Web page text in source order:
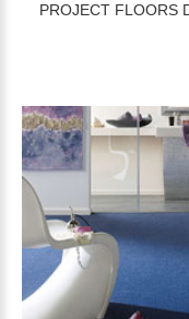
PROJECT FLOORS